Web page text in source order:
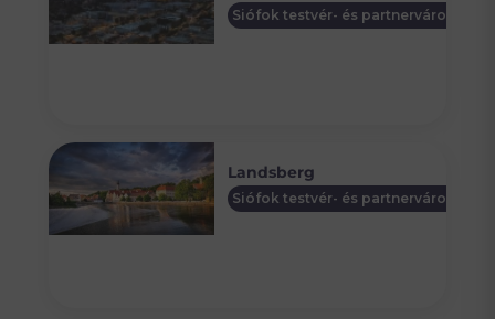
Siófok testvér- és partnervárosai
Landsberg
Siófok testvér- és partnervárosai